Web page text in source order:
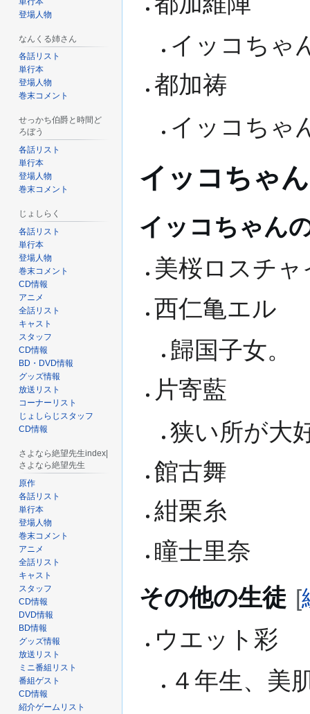
イッコちゃ
都加祷
イッコちゃ
イッコちゃ
イッコちゃん
美桜ロスチ
西仁亀エル
歸国子女。
片寄藍
狭い所が大
館古舞
紺栗糸
瞳士里奈
その他の生徒 [
ウエット彩
４年生、美
登場人物
なんくる姉さん
各話リスト
単行本
登場人物
巻末コメント
せっかち伯爵と時間ど
ろぼう
各話リスト
単行本
登場人物
巻末コメント
じょしらく
各話リスト
単行本
登場人物
巻末コメント
CD情報
アニメ
全話リスト
キャスト
スタッフ
CD情報
BD・DVD情報
グッズ情報
放送リスト
コーナーリスト
じょしらじスタッフ
CD情報
さよなら絶望先生index|
さよなら絶望先生
原作
各話リスト
単行本
登場人物
巻末コメント
アニメ
全話リスト
キャスト
スタッフ
CD情報
DVD情報
BD情報
グッズ情報
放送リスト
ミニ番組リスト
番組ゲスト
CD情報
紹介ゲームリスト